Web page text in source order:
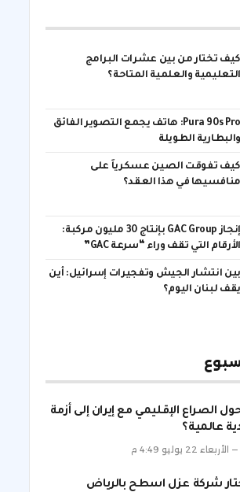
كيف تختار من بين عشرات البرامج
التعليمية والعلمية المتاحة؟
Pura 90s Pro: هاتف يجمع التصوير الفائق
والبطارية الطويلة
كيف تفوقت الصين عسكرياً على
منافسيها في هذا العقد؟
إنجاز GAC Group بإنتاج 30 مليون مركبة:
الأرقام التي تقف وراء “سرعة GAC”
بين انتشار الجيش وتفجيرات إسرائيل: أين
يقف لبنان اليوم؟
الصراع الإقليمي مع إيران إلى أزمة
عالمية؟
الأربعاء 22 يوليو 4:49 م
شركة عزل اسطح بالرياض